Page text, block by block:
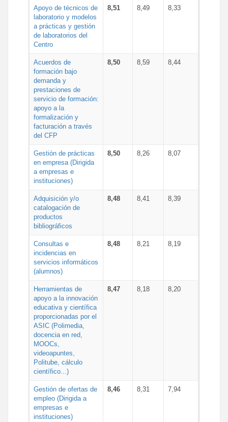
Apoyo de técnicos de
laboratorio y modelos
a prácticas y gestión
de laboratorios del
Centro
8,51 8,49 8,33
Acuerdos de
formación bajo
demanda y
prestaciones de
servicio de formación:
apoyo a la
formalización y
facturación a través
del CFP
8,50 8,59 8,44
Gestión de prácticas
en empresa (Dirigida
a empresas e
instituciones)
8,50 8,26 8,07
Adquisición y/o
catalogación de
productos
bibliográficos
8,48 8,41 8,39
Consultas e
incidencias en
servicios informáticos
(alumnos)
8,48 8,21 8,19
Herramientas de
apoyo a la innovación
educativa y científica
proporcionadas por el
ASIC (Polimedia,
docencia en red,
MOOCs,
videoapuntes,
Politube, cálculo
científico...)
8,47 8,18 8,20
Gestión de ofertas de
empleo (Dirigida a
empresas e
instituciones)
8,46 8,31 7,94